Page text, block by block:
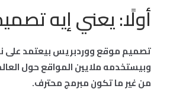
أولًا: يعني إيه
وبيستخدمه ملايين المواقع حول
من غير ما تكون مبرمج محترف.